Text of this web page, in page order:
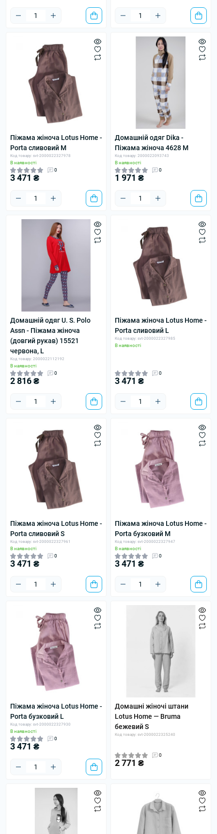
Піжама жіноча Lotus Home -
Porta сливовий M
Код товару: svt-2000022327978
В наявності
0
3 471 ₴
Домашній одяг Dika -
Піжама жіноча 4628 M
Код товару: 2000022093743
В наявності
0
1 971 ₴
Домашній одяг U. S. Polo
Assn - Піжама жіноча
(довгий рукав) 15521
червона, L
Код товару: 2000022112192
В наявності
0
2 816 ₴
Піжама жіноча Lotus Home -
Porta сливовий L
Код товару: svt-2000022327985
В наявності
0
3 471 ₴
Піжама жіноча Lotus Home -
Porta сливовий S
Код товару: svt-2000022327961
В наявності
0
3 471 ₴
Піжама жіноча Lotus Home -
Porta бузковий M
Код товару: svt-2000022327947
В наявності
0
3 471 ₴
Піжама жіноча Lotus Home -
Porta бузковий L
Код товару: svt-2000022327930
В наявності
0
3 471 ₴
Домашні жіночі штани
Lotus Home — Bruma
бежевий S
Код товару: svt-2000022325240
0
2 771 ₴